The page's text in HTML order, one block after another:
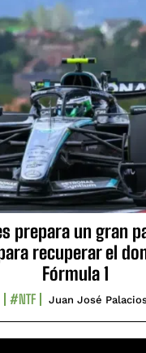
prepara un gran
recuperar el
Fórmula 1
#NTF Juan José